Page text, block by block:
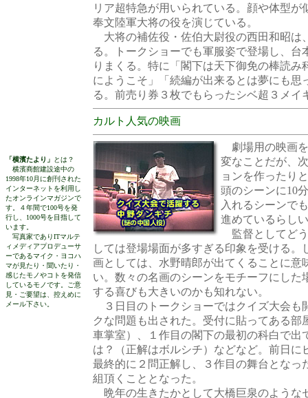
リア超特急が用いられている。顔や体型が
奉文陸軍大将の役を演じている。
大将の補佐役・佐伯大尉役の西田和昭は
る。トークショーでも軍服姿で登場し、台
りまくる。特に「閣下は天下御免の棒読み
にようこそ」「続編が出来るとは夢にも
る。前売り券３枚でもらったシベ超３メ
カルト人気の映画
劇場用の映画
変なことだが、
ョンを作ったり
頭のシーンに10
入れるシーンで
進めているらし
監督としてど
しては登場場面が多すぎる印象を受ける。
画としては、水野晴郎が出てくることに意
い。数々の名画のシーンをモチーフにした
する喜びも大きいのかも知れない。
３日目のトークショーではクイズ大会も
クな問題も出された。受付に貼ってある部
車掌室）、１作目の閣下の最初の科白で出
は？（正解はボルシチ）などなど。前日
最終的に２問正解し、３作目の舞台とな
組頂くこととなった。
晩年の生きたかとして大橋巨泉のような
「横濱たより」
とは？
横濱商館建設途中の
1998年10月に創刊された
インターネットを利用し
たオンラインマガジンで
す。４年間で100号を発
行し、1000号を目指して
います。
写真家でありITマルテ
ィメディアプロデューサ
ーであるマイク・ヨコハ
マが見たり・聞いたり・
感じたモノやコトを発信
しているモノです。ご意
見・ご要望は、控えめに
メール下さい。